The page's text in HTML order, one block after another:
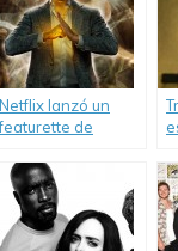
Netflix lanzó un
featurette de